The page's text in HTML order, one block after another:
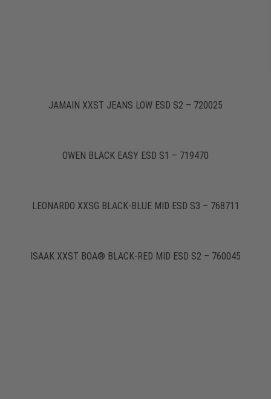
JAMAIN XXST JEANS LOW ESD S2 – 720025
OWEN BLACK EASY ESD S1 – 719470
LEONARDO XXSG BLACK-BLUE MID ESD S3 – 768711
ISAAK XXST BOA® BLACK-RED MID ESD S2 – 760045